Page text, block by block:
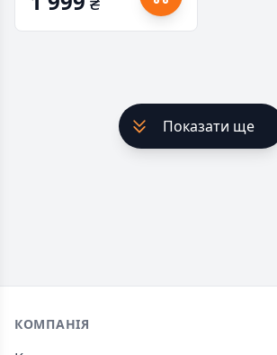
Показати ще
Footer
КОМПАНІЯ